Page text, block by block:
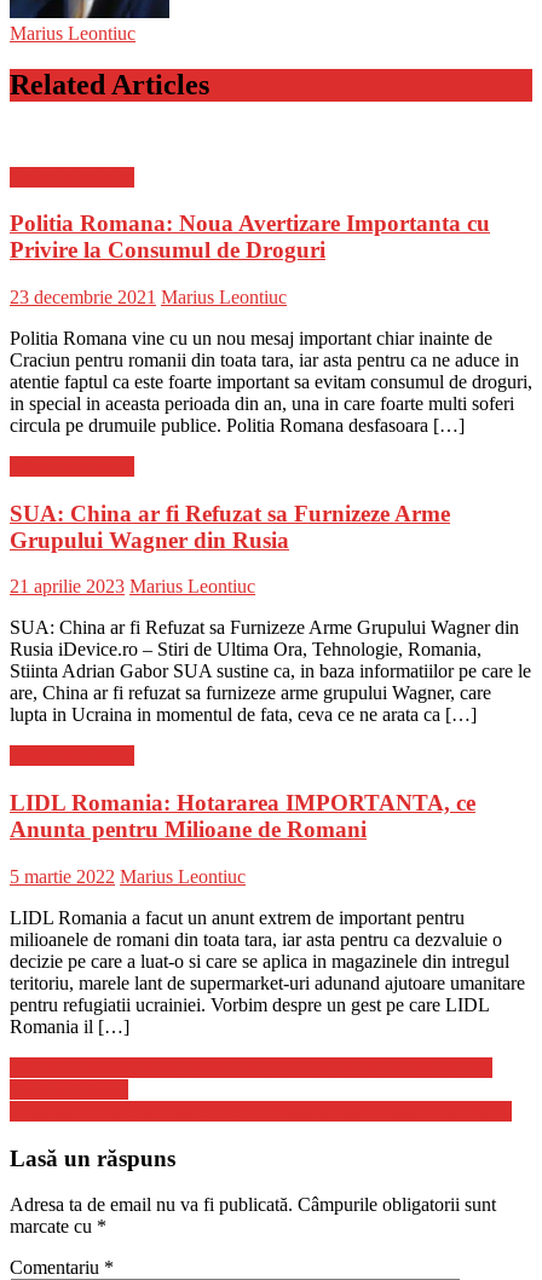
Marius Leontiuc
Related Articles
Politia Romana: Noua Avertizare Importanta cu
Privire la Consumul de Droguri
Posted
23 decembrie 2021 Author
Marius Leontiuc
Politia Romana vine cu un nou mesaj important chiar inainte de
Craciun pentru romanii din toata tara, iar asta pentru ca ne aduce in
atentie faptul ca este foarte important sa evitam consumul de droguri,
in special in aceasta perioada din an, una in care foarte multi soferi
circula pe drumuile publice. Politia Romana desfasoara […]
SUA: China ar fi Refuzat sa Furnizeze Arme
Grupului Wagner din Rusia
Posted
21 aprilie 2023 Author
Marius Leontiuc
SUA: China ar fi Refuzat sa Furnizeze Arme Grupului Wagner din
Rusia iDevice.ro – Stiri de Ultima Ora, Tehnologie, Romania,
Stiinta Adrian Gabor SUA sustine ca, in baza informatiilor pe care le
are, China ar fi refuzat sa furnizeze arme grupului Wagner, care
lupta in Ucraina in momentul de fata, ceva ce ne arata ca […]
LIDL Romania: Hotararea IMPORTANTA, ce
Anunta pentru Milioane de Romani
Posted
5 martie 2022 Author
Marius Leontiuc
LIDL Romania a facut un anunt extrem de important pentru
milioanele de romani din toata tara, iar asta pentru ca dezvaluie o
decizie pe care a luat-o si care se aplica in magazinele din intregul
teritoriu, marele lant de supermarket-uri adunand ajutoare umanitare
pentru refugiatii ucrainiei. Vorbim despre un gest pe care LIDL
Romania il […]
Navigare
în
Lasă un răspuns
Adresa ta de email nu va fi publicată. Câmpurile obligatorii sunt
marcate cu *
Comentariu *